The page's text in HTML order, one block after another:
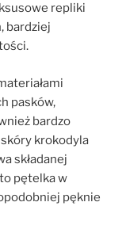
repliki
bardziej
pasków,
bardzo
krokodyla
składanej
pętelka w
pęknie